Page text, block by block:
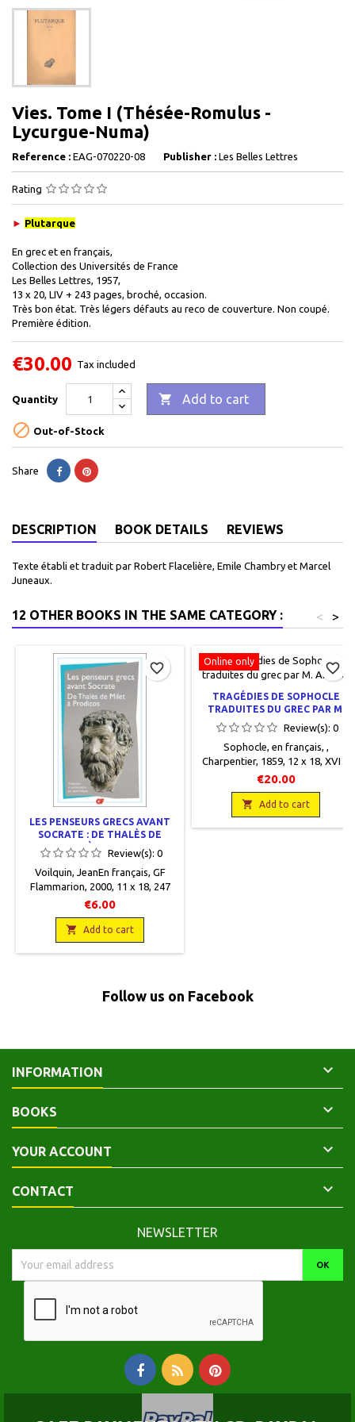
Vies. Tome I (Thésée-Romulus -
Lycurgue-Numa)
Reference : EAG-070220-08 Publisher : Les Belles Lettres
Rating
► Plutarque
En grec et en français,
Collection des Universités de France
Les Belles Lettres, 1957,
13 x 20, LIV + 243 pages, broché, occasion.
Très bon état. Très légers défauts au reco de couverture. Non coupé.
Première édition.
€30.00 Tax included
Quantity  Add to cart
 Out-of-Stock
Share
DESCRIPTION BOOK DETAILS REVIEWS
Texte établi et traduit par Robert Flacelière, Emile Chambry et Marcel
Juneaux.
12 OTHER BOOKS IN THE SAME CATEGORY : >
<
LES PENSEURS GRECS AVANT
SOCRATE : DE THALÈS DE
MILET À PRODICOS
Review(s): 0
Voilquin, JeanEn français, GF
Flammarion, 2000, 11 x 18, 247
pages, broché. Neuf,
9782080700315
€6.00
 Add to cart
favorite_border Online only
TRAGÉDIES DE SOPHOCLE
TRADUITES DU GREC PAR M.
ARTAUD.
Review(s): 0
Sophocle, en français, ,
Charpentier, 1859, 12 x 18, XVI +
459 pages, reliéoccasion, Demi
cuir brun, titre et filets gravés or
sur dos, petite partie de la coiffe
supérieure manquante, plats
cartonnés un peu frottés sur les
€20.00
 Add to cart
favorite_border
Follow us on Facebook
INFORMATION 
BOOKS 
YOUR ACCOUNT 
CONTACT 
NEWSLETTER